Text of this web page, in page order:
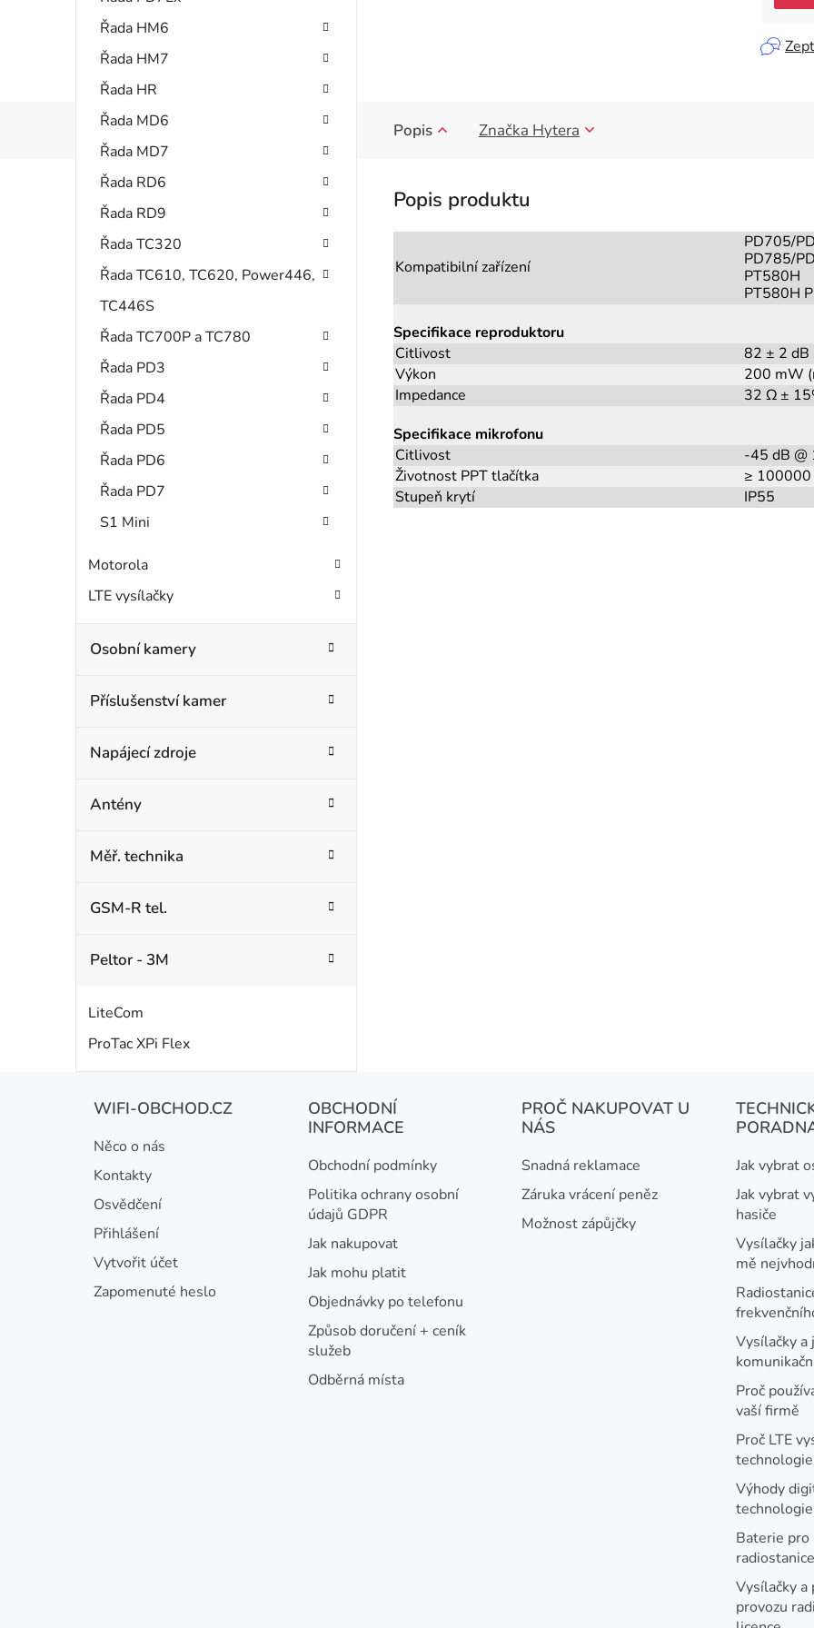
Řada HM6
Řada HM7
Řada HR
Řada MD6
Řada MD7
Řada RD6
Řada RD9
Řada TC320
Řada TC610, TC620, Power446,
TC446S
Řada TC700P a TC780
Řada PD3
Řada PD4
Řada PD5
Řada PD6
Řada PD7
S1 Mini
Motorola
LTE vysílačky
Osobní kamery
Příslušenství kamer
Napájecí zdroje
Antény
Měř. technika
GSM-R tel.
Peltor - 3M
LiteCom
ProTac XPi Flex
Popis Značka Hytera
Kompatibilní zařízení
PD705/
PD785/
PT580H
PT580H
Specifikace reproduktoru
Citlivost
82 ± 2 dB
Výkon
200 mW
Impedance
32 Ω ±
Specifikace mikrofonu
Citlivost
-45 dB @
Životnost PPT tlačítka
≥ 100000
Stupeň krytí
IP55
WIFI-OBCHOD.CZ
Něco o nás
Kontakty
Osvědčení
Přihlášení
Vytvořit účet
Zapomenuté heslo
OBCHODNÍ
INFORMACE
Obchodní podmínky
Politika ochrany osobní
údajů GDPR
Jak nakupovat
Jak mohu platit
Objednávky po telefonu
Způsob doručení + ceník
služeb
Odběrná místa
PROČ NAKUPOVAT U
NÁS
Snadná reklamace
Záruka vrácení peněz
Možnost zápůjčky
Jak vybrat
Jak vybrat
hasiče
Vysílačky
mě
Vysílačky a
Proč
vaší firmě
Proč LTE
technologie
Výhody
Baterie
radiostanice
Vysílačky a
provozu